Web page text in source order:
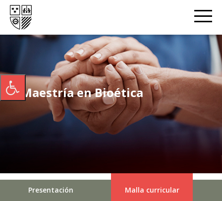
Maestría en Bioética
Presentación Malla curricular